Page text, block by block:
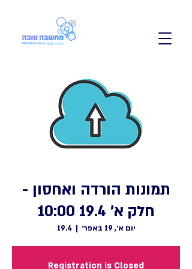
תמונות הורדה ואחסון -
חלק א' 19.4 10:00
יום א׳, 19 באפר׳
  |
19.4
Registration is Closed